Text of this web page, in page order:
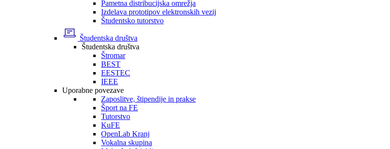
Pametna distribucijska omrežja
Izdelava prototipov elektronskih vezij
Študentsko tutorstvo
Študentska društva
Študentska društva
Štromar
BEST
EESTEC
IEEE
Uporabne povezave
Zaposlitve, štipendije in prakse
Šport na FE
Tutorstvo
KuFE
OpenLab Kranj
Vokalna skupina